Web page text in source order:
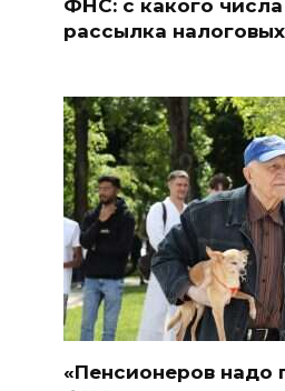
ФНС: с какого числа
рассылка
«Пенсионеров надо